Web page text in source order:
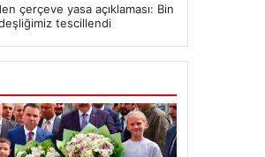
çerçeve yasa açıklaması: Bin
tescillendi